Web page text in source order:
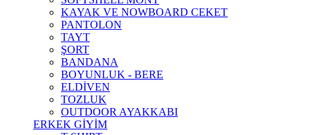
KAYAK VE NOWBOARD CEKET
PANTOLON
TAYT
ŞORT
BANDANA
BOYUNLUK - BERE
ELDİVEN
TOZLUK
OUTDOOR AYAKKABI
ERKEK GİYİM